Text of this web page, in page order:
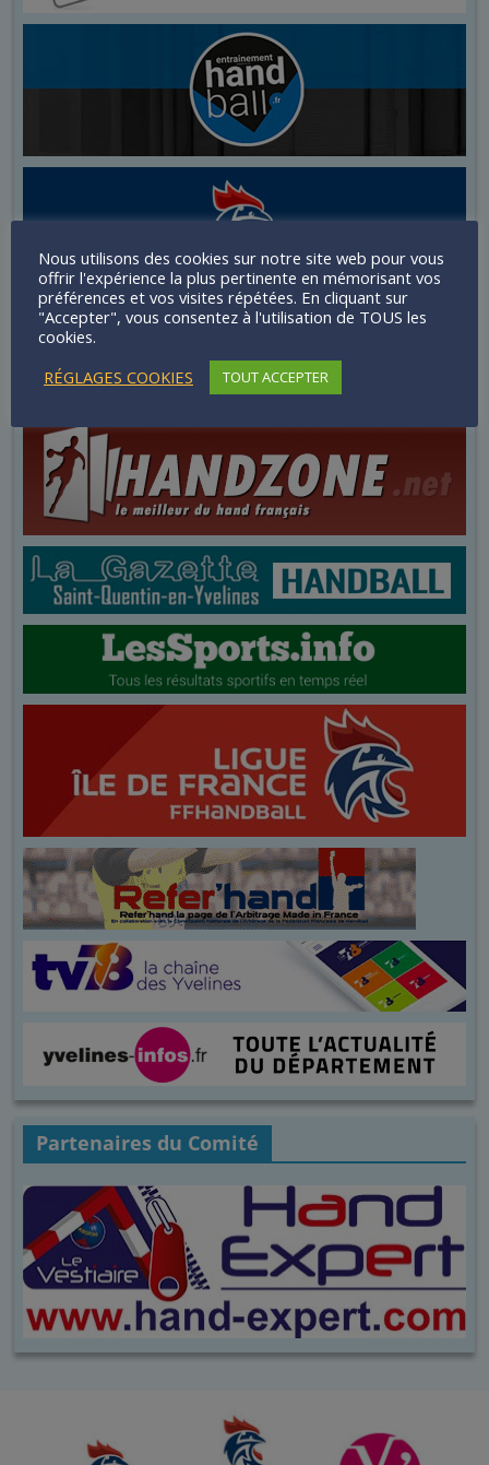
Partenaires du Comité
Nous utilisons des cookies sur notre site web pour vous
offrir l'expérience la plus pertinente en mémorisant vos
préférences et vos visites répétées. En cliquant sur
"Accepter", vous consentez à l'utilisation de TOUS les
cookies.
RÉGLAGES COOKIES
TOUT ACCEPTER